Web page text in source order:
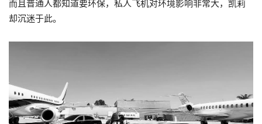
而且普通人都知道要环保，私人飞机对环境影响非常大，凯莉
却沉迷于此。